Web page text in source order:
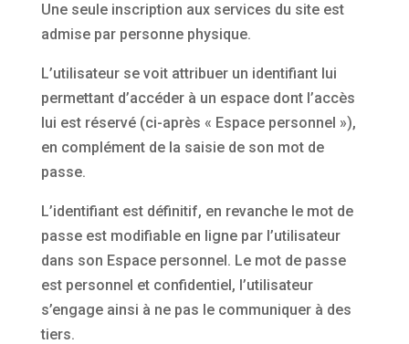
Une seule inscription aux services du site est
admise par personne physique.
L’utilisateur se voit attribuer un identifiant lui
permettant d’accéder à un espace dont l’accès
lui est réservé (ci-après « Espace personnel »),
en complément de la saisie de son mot de
passe.
L’identifiant est définitif, en revanche le mot de
passe est modifiable en ligne par l’utilisateur
dans son Espace personnel. Le mot de passe
est personnel et confidentiel, l’utilisateur
s’engage ainsi à ne pas le communiquer à des
tiers.